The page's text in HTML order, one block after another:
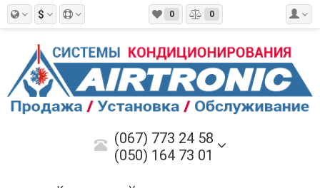
$ 0 0
(067) 773 24 58
(050) 164 73 01